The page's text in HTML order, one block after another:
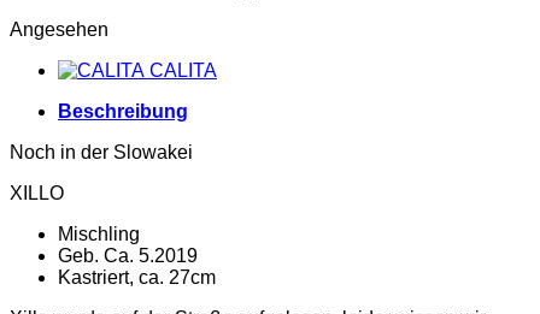
Angesehen
CALITA
Beschreibung
Noch in der Slowakei
XILLO
Mischling
Geb. Ca. 5.2019
Kastriert, ca. 27cm